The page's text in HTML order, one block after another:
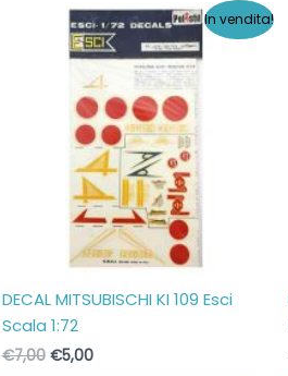
In vendita!
DECAL MITSUBISCHI KI 109 Esci
Scala 1:72
€7,00 Il
€5,00Il